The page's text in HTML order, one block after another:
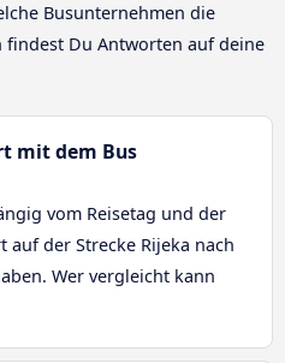
Busunternehmen die
findest Du Antworten auf deine
mit dem Bus
vom Reisetag und der
auf der Strecke Rijeka nach
Wer vergleicht kann